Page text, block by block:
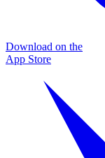
Download on the
App Store